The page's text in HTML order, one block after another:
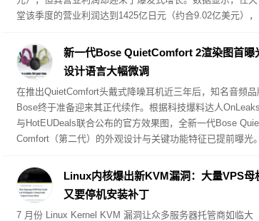
堂该季度的营业利润达到1425亿日元（约合9.02亿美元），
新一代Bose QuietComfort 2渲染图首曝
设计语言大幅微调
在推出QuietComfort头戴式降噪耳机近三年后，知名音频品
Bose终于准备迎来其正代续作。根据科技爆料达人OnLeaks
与HotEUDeals联合公布的官方效果图，全新一代Bose
Comfort（第二代）的外观设计与关键功能特征已提前曝光。
Linux内核爆出新KVM漏洞：大量VPS母
又要停机安装补丁
7 月份 Linux Kernel KVM 漏洞让众多服务器托管商如临大